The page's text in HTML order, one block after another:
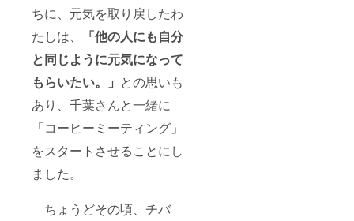
ちに、元気を取り戻したわ
たしは、
「他の人にも自分
と同じように元気になって
もらいたい。」 との思いも
あり、千葉さんと一緒に
「コーヒーミーティング」
をスタートさせることにし
ました。
ちょうどその頃、チバ